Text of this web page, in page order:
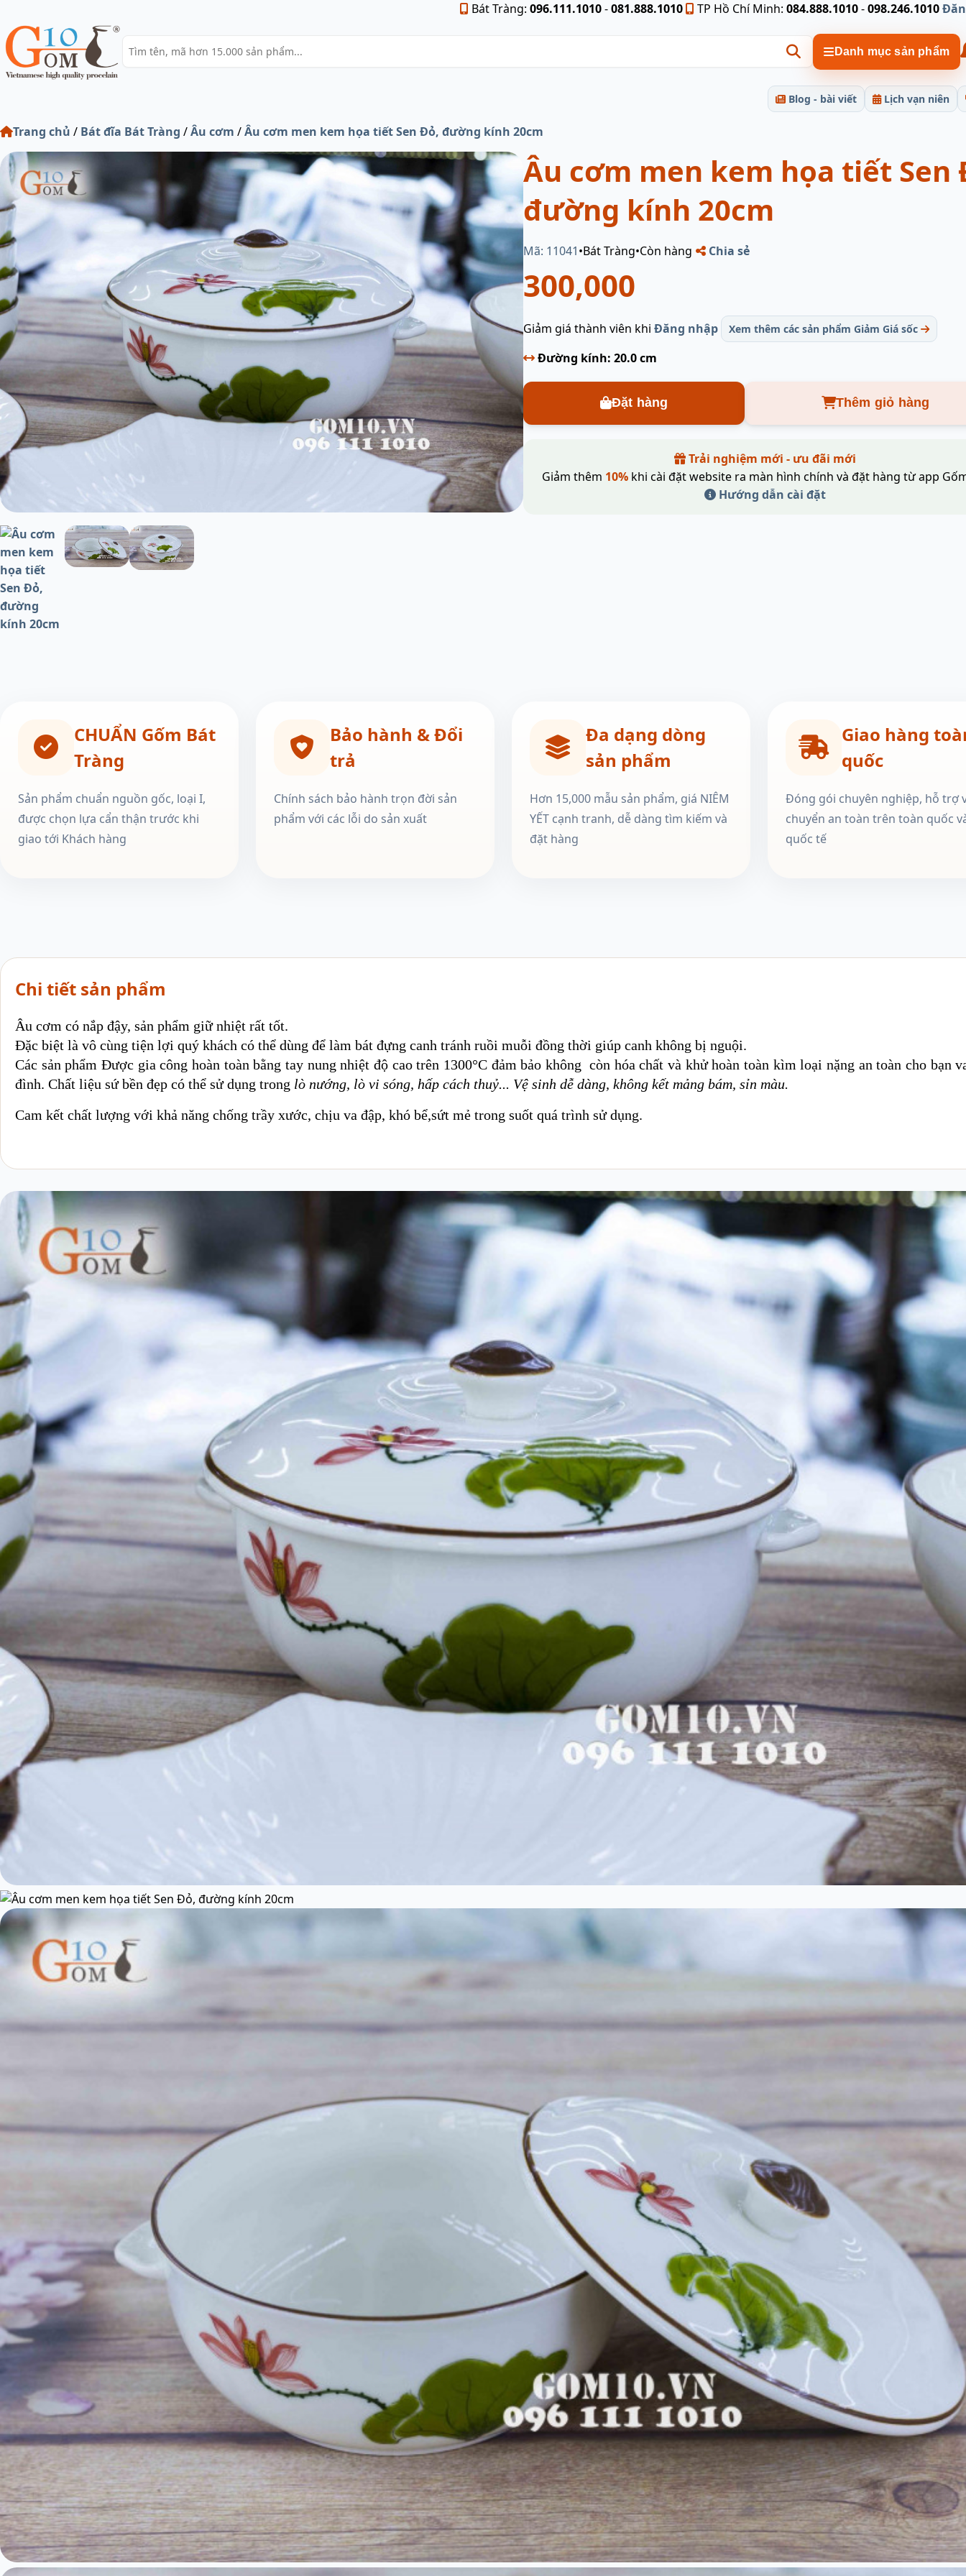
Bát Tràng: 096.111.1010-081.888.1010 TP Hồ Chí Minh: 084.888.1010-098.246.1010
Danh mục sản phẩm
Lịch vạn niên
Blog - bài viết
Trang chủ / Bát đĩa Bát Tràng /Âu cơm /Âu cơm men kem họa tiết Sen Đỏ, đường kính 20cm
Âu cơm men kem họa tiết Sen
đường kính 20cm
Mã: 11041•Bát Tràng•Còn hàng Chia sẻ
300,000
Giảm giá thành viên khi Đăng nhập Xem thêm các sản phẩm Giảm Giá sốc
Đường kính: 20.0 cm
Đặt hàng Thêm giỏ hàng
Trải nghiệm mới - ưu đãi mới
Giảm thêm 10% khi cài đặt website ra màn hình chính và đặt hàng từ app
Hướng dẫn cài đặt
CHUẨN Gốm Bát
Tràng
Sản phẩm chuẩn nguồn gốc, loại I,
được chọn lựa cẩn thận trước khi
giao tới Khách hàng
Bảo hành & Đổi
trả
Chính sách bảo hành trọn đời sản
phẩm với các lỗi do sản xuất
Đa dạng dòng
sản phẩm
Hơn 15,000 mẫu sản phẩm, giá NIÊM
YẾT cạnh tranh, dễ dàng tìm kiếm và
đặt hàng
Giao hàng
quốc
Đóng gói chuyên nghiệp, hỗ trợ
chuyển an toàn trên toàn quốc
quốc tế
Chi tiết sản phẩm
Âu cơm có nắp đậy, sản phẩm giữ nhiệt rất tốt.
Đặc biệt là vô cùng tiện lợi quý khách có thể dùng để làm bát đựng canh tránh ruồi muỗi đồng thời giúp canh không bị nguội.
Các sản phẩm Được gia công hoàn toàn bằng tay nung nhiệt độ cao trên 1300°Cđảm bảo không còn hóa chất và khử hoàn toàn kìm loại nặng an toàn cho bạn
đình. Chất liệu sứ bền đẹp có thể sử dụng trong lò nướng, lò vi sóng, hấp cách thuỷ... Vệ sinh dễ dàng, không kết mảng bám, sỉn màu.
Cam kết chất lượng với khả năng chống trầy xước, chịu va đập, khó bể,sứt mẻ trong suốt quá trình sử dụng.